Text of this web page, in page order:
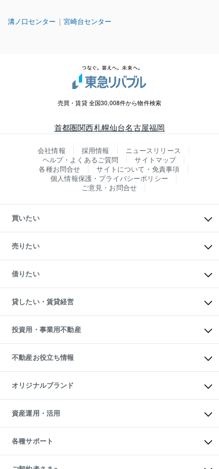
溝ノ口センター 宮崎台センター
売買・賃貸 全国30,008件から物件検索
首都圏関西札幌仙台名古屋福岡
会社情報 採用情報
ニュースリリース
ヘルプ・よくあるご質問
サイトマップ
各種お問合せ
サイトについて・免責事項
個人情報保護・プライバシーポリシー
ご意見・お問合せ
買いたい
新築・分譲マンションの購入
中古マンションの購入
一戸建ての購入
中古一戸建ての購入
不動産購入の流れ
注目キーワード物件特集
購入ガイド
English 繁体中文簡体中文
売りたい
一戸建ての売却・査定
土地の売却・査定
スピードAI査定
不動産査定について
不動産売却の流れ
不動産買換えの流れ
売却ガイド
借りたい
オフィス・店舗の賃貸
借りるときの流れ
借りるガイド
貸したい・賃貸経営
マンション賃料データ
賃貸管理プラン
リロケーションについて
貸すガイド
投資用・事業用不動産
事業用不動産
マンション投資
投資用マンション
アパート経営
収益物件
ビル購入（ビル一棟）
投資用不動産の売却査定
事業用不動産の売却査定
不動産お役立ち情報
マンションライブラリー
人気マンションランキング
暮らしに役立つ不動産メディア
不動産相場・不動産価格情報
不動産コラム・ニュース
不動産用語集
不動産なんでもネット相談室
住まいの税金
オリジナルブランド
一棟リノベーションマンション
L`GENTE（ルジェンテ）
区分リノベーションマンション
投資用一棟レジデンスWELL
不動産小口投資
LEGACIA（レガシア）
資産運用・活用
不動産M&A
アセットマネジメント・出資
各種サポート
相続サポート